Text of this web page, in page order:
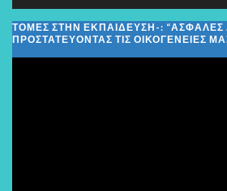
ΤΟΜΕΣ ΣΤΗΝ ΕΚΠΑΙΔΕΥΣΗ-: “ΑΣΦΑΛΈΣ
ΠΡΟΣΤΑΤΕΎΟΝΤΑΣ ΤΙΣ ΟΙΚΟΓΈΝΕΙΕΣ